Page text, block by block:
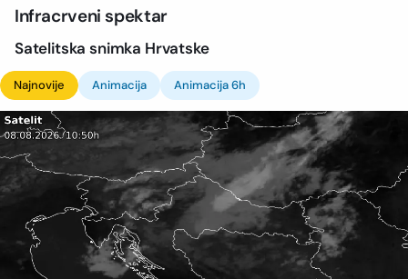
Infracrveni spektar
Satelitska snimka Hrvatske
Najnovije Animacija Animacija 6h